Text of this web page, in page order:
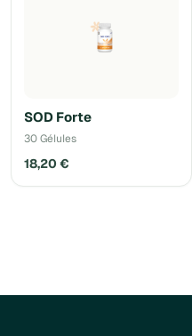
SOD Forte
30 Gélules
18,20 €